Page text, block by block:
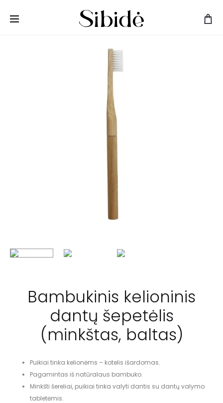
Bambukinis kelioninis
dantų šepetėlis
(minkštas, baltas)
Puikiai tinka kelionėms – kotelis išardomas.
Pagamintas iš natūralaus bambuko.
Minkšti šereliai, puikiai tinka valyti dantis su dantų valymo
tabletėmis.